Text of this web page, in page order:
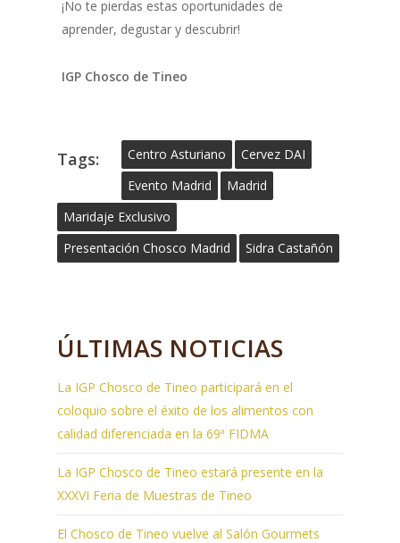
¡No te pierdas estas oportunidades de
aprender, degustar y descubrir!
IGP Chosco de Tineo
Tags: Centro Asturiano
Cervez DAI
Evento Madrid
Madrid
Maridaje Exclusivo
Presentación Chosco Madrid
Sidra Castañón
ÚLTIMAS NOTICIAS
La IGP Chosco de Tineo participará en el
coloquio sobre el éxito de los alimentos con
calidad diferenciada en la 69ª FIDMA
La IGP Chosco de Tineo estará presente en la
XXXVI Feria de Muestras de Tineo
El Chosco de Tineo vuelve al Salón Gourmets